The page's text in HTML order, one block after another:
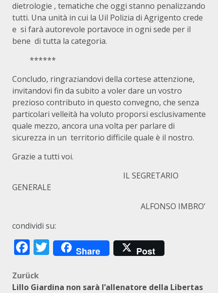
dietrologie , tematiche che oggi stanno penalizzando
tutti. Una unità in cui la Uil Polizia di Agrigento crede
e si farà autorevole portavoce in ogni sede per il
bene di tutta la categoria.
******
Concludo, ringraziandovi della cortese attenzione,
invitandovi fin da subito a voler dare un vostro
prezioso contributo in questo convegno, che senza
particolari velleità ha voluto proporsi esclusivamente
quale mezzo, ancora una volta per parlare di
sicurezza in un territorio difficile quale è il nostro.
Grazie a tutti voi.
IL SEGRETARIO
GENERALE
ALFONSO IMBRO’
condividi su:
Facebook
Twitter
Share Post
Beitragsnavigation
Zurück
Lillo Giardina non sarà l’allenatore della Libertas